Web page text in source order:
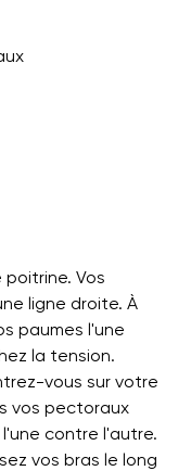
Vos
ligne droite. À
paumes l'une
la tension.
vous sur votre
vos pectoraux
contre l'autre.
vos bras le long